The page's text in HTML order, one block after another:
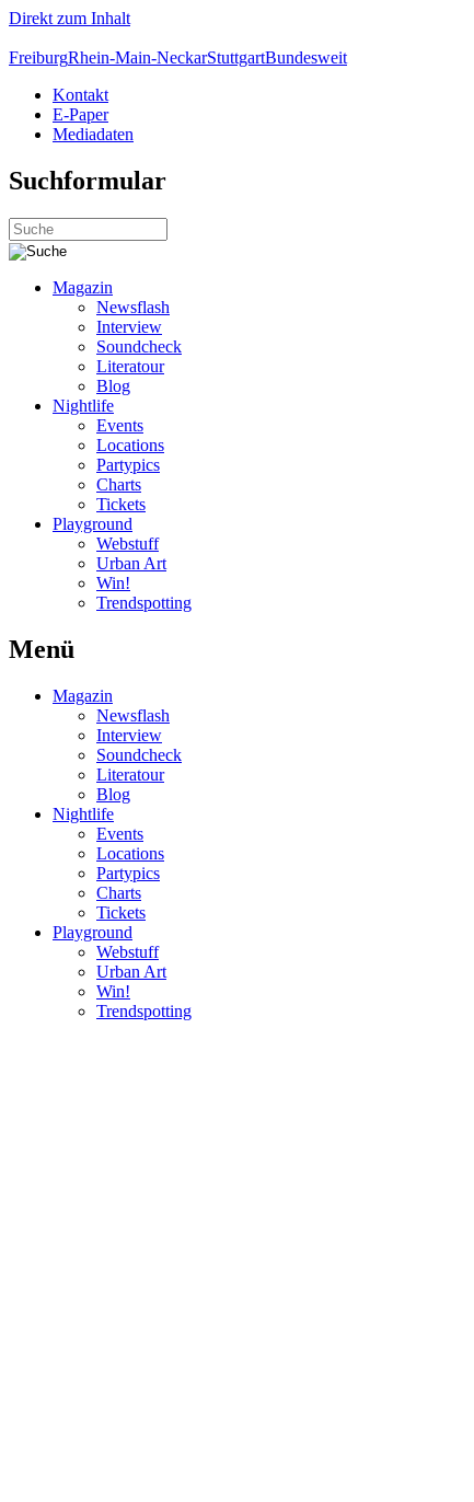
Direkt zum Inhalt
FreiburgRhein-Main-NeckarStuttgartBundesweit
Kontakt
E-Paper
Mediadaten
Suchformular
Magazin
Newsflash
Interview
Soundcheck
Literatour
Blog
Nightlife
Events
Locations
Partypics
Charts
Tickets
Playground
Webstuff
Urban Art
Win!
Trendspotting
Menü
Magazin
Newsflash
Interview
Soundcheck
Literatour
Blog
Nightlife
Events
Locations
Partypics
Charts
Tickets
Playground
Webstuff
Urban Art
Win!
Trendspotting